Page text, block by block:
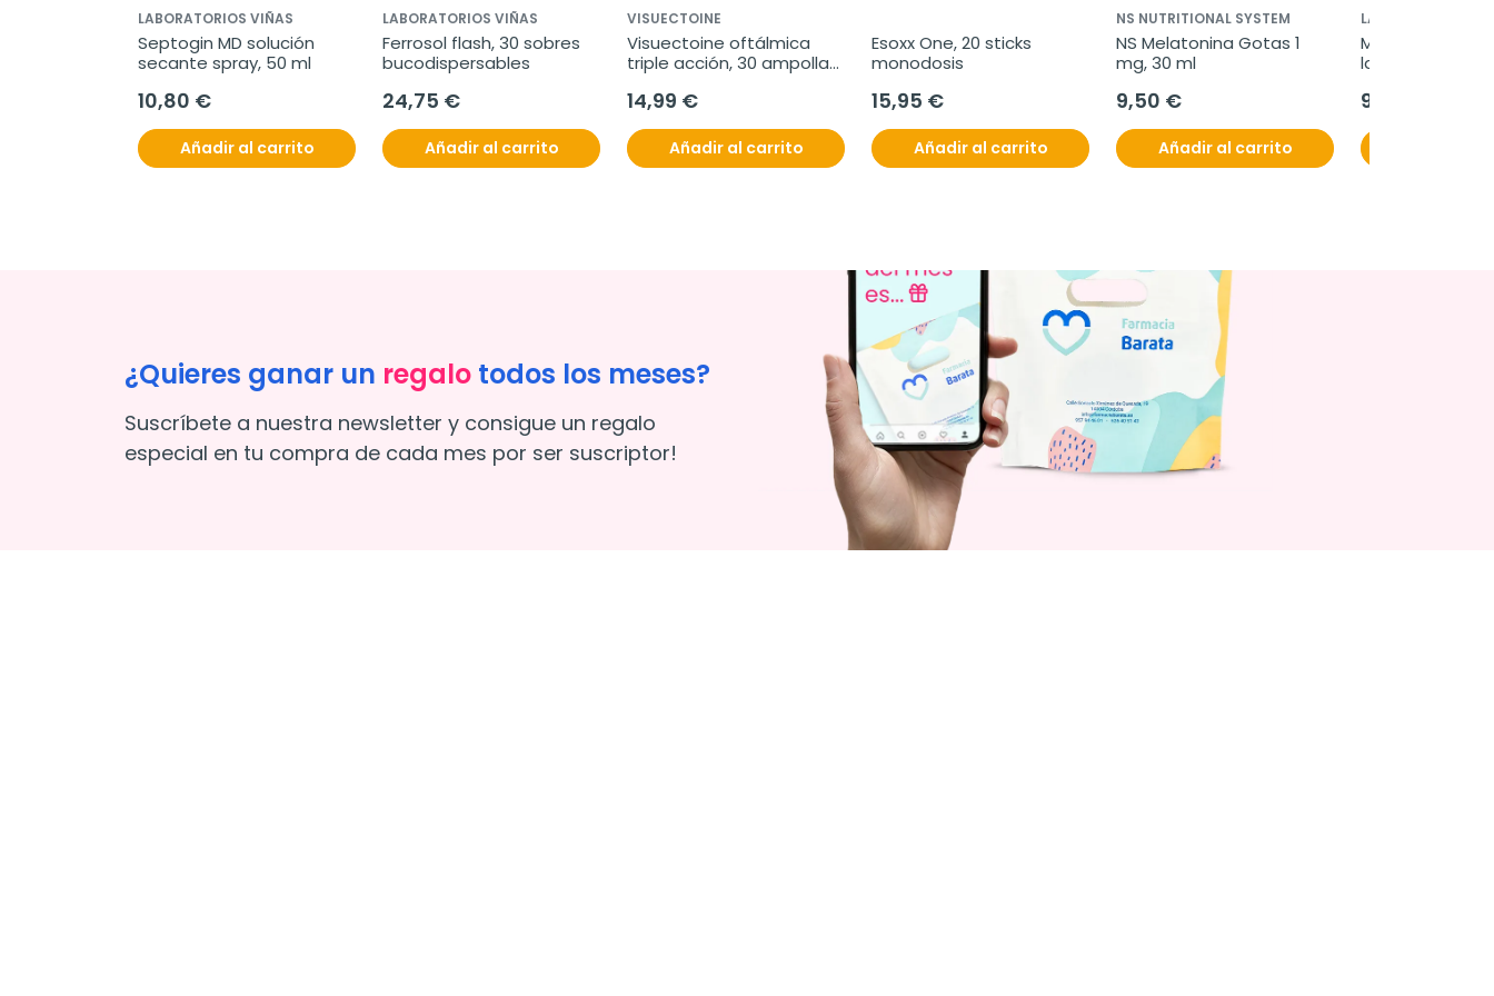
LABORATORIOS VIÑAS
Septogin MD solución
secante spray, 50 ml
10,80 €
Añadir al carrito
LABORATORIOS VIÑAS
Ferrosol flash, 30 sobres
bucodispersables
24,75 €
Añadir al carrito
VISUECTOINE
Visuectoine oftálmica
triple acción, 30 ampollas
14,99 €
Añadir al carrito
Esoxx One, 20 sticks
monodosis
15,95 €
Añadir al carrito
NS NUTRITIONAL SYSTEM
NS Melatonina Gotas 1
mg, 30 ml
9,50 €
Añadir al carrito
LABORATORIOS
Mastodin
la tensión
9,95 €
¿Quieres ganar un regalo todos los meses?
Suscríbete a nuestra newsletter y consigue un regalo
especial en tu compra de cada mes por ser suscriptor!